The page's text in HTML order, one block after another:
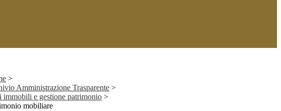
>
Amministrazione Trasparente >
immobili e gestione patrimonio >
mobiliare